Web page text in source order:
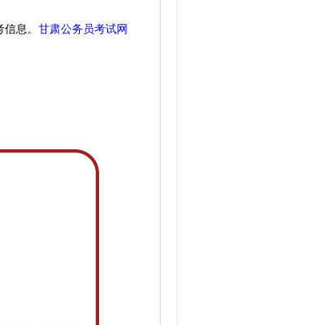
息。 甘肃公务员考试网